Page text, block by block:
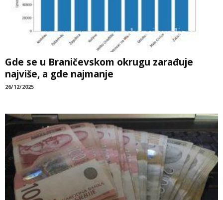
Gde se u Braničevskom okrugu zarađuje
najviše, a gde najmanje
26/12/2025